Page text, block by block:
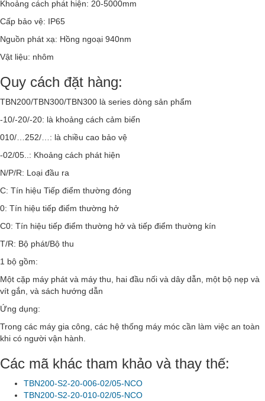
Khoảng cách phát hiện: 20-5000mm
Cấp bảo vệ: IP65
Nguồn phát xạ: Hồng ngoại 940nm
Vật liệu: nhôm
Quy cách đặt hàng:
TBN200/TBN300/TBN300 là series dòng sản phẩm
-10/-20/-20: là khoảng cách cảm biến
010/…252/…: là chiều cao bảo vệ
-02/05..: Khoảng cách phát hiện
N/P/R: Loại đầu ra
C: Tín hiệu Tiếp điểm thường đóng
0: Tín hiệu tiếp điểm thường hở
C0: Tín hiệu tiếp điểm thường hở và tiếp điểm thường kín
T/R: Bộ phát/Bộ thu
1 bộ gồm:
Một cặp máy phát và máy thu, hai đầu nối và dây dẫn, một bộ nẹp và
vít gắn, và sách hướng dẫn
Ứng dụng:
Trong các máy gia công, các hệ thống máy móc cần làm việc an toàn
khi có người vận hành.
Các mã khác tham khảo và thay thế:
TBN200-S2-20-006-02/05-NCO
TBN200-S2-20-010-02/05-NCO